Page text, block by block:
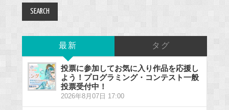
最新 タグ
投票に参加してお気に入り作品を応援し
よう！プログラミング・コンテスト一般
投票受付中！
2026年8月07日 17:00